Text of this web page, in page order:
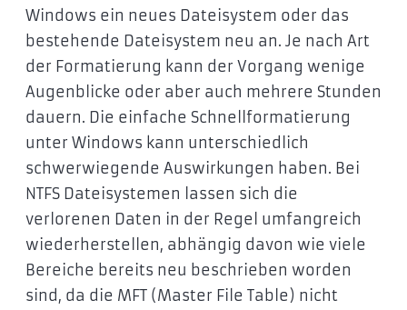
Windows ein neues Dateisystem oder das
bestehende Dateisystem neu an. Je nach Art
der Formatierung kann der Vorgang wenige
Augenblicke oder aber auch mehrere Stunden
dauern. Die einfache Schnellformatierung
unter Windows kann unterschiedlich
schwerwiegende Auswirkungen haben. Bei
NTFS Dateisystemen lassen sich die
verlorenen Daten in der Regel umfangreich
wiederherstellen, abhängig davon wie viele
Bereiche bereits neu beschrieben worden
sind, da die MFT (Master File Table) nicht